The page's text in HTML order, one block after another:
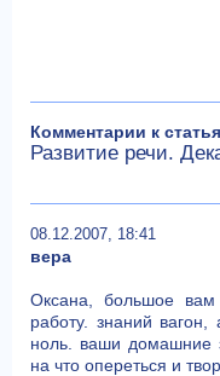
Комментарии к
Развитие речи.
08.12.2007, 18:41
вера
Оксана, большое
работу. знаний
ноль. ваши домашние
на что опереться и